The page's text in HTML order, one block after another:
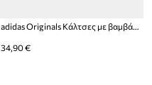
34,90 €